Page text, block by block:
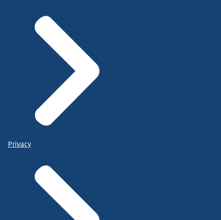
Privacy